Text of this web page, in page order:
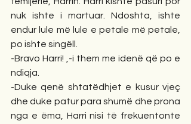
nuk ishte i martuar. Ndoshta, ishte
endur lule më lule e petale më petale,
po ishte singëll.
-Bravo Harri! ,-i them me idenë që po e
ndiqja.
-Duke qenë shtatëdhjet e kusur vjeç
dhe duke patur para shumë dhe prona
nga e ëma, Harri nisi të frekuentonte